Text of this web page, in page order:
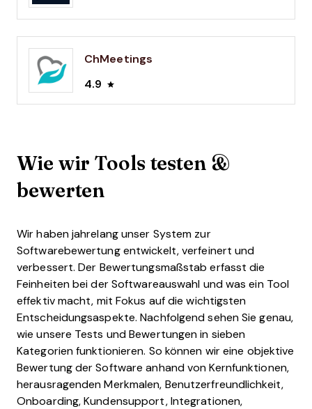
ChMeetings
4.9
Wie wir Tools testen &
bewerten
Wir haben jahrelang unser System zur
Softwarebewertung entwickelt, verfeinert und
verbessert. Der Bewertungsmaßstab erfasst die
Feinheiten bei der Softwareauswahl und was ein Tool
effektiv macht, mit Fokus auf die wichtigsten
Entscheidungsaspekte. Nachfolgend sehen Sie genau,
wie unsere Tests und Bewertungen in sieben
Kategorien funktionieren. So können wir eine objektive
Bewertung der Software anhand von Kernfunktionen,
herausragenden Merkmalen, Benutzerfreundlichkeit,
Onboarding, Kundensupport, Integrationen,